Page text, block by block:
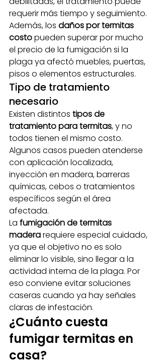
requerir más tiempo y seguimiento.
Además, los daños por termitas
costo pueden superar por mucho
el precio de la fumigación si la
plaga ya afectó muebles, puertas,
pisos o elementos estructurales.
Tipo de tratamiento
necesario
Existen distintos tipos de
tratamiento para termitas, y no
todos tienen el mismo costo.
Algunos casos pueden atenderse
con aplicación localizada,
inyección en madera, barreras
químicas, cebos o tratamientos
específicos según el área
afectada.
La fumigación de termitas
madera requiere especial cuidado,
ya que el objetivo no es solo
eliminar lo visible, sino llegar a la
actividad interna de la plaga. Por
eso conviene evitar soluciones
caseras cuando ya hay señales
claras de infestación.
¿Cuánto cuesta
fumigar termitas en
casa?